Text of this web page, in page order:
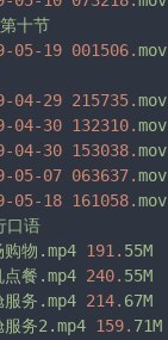
十节
05-19 001506.mov
04-29 215735.mov
04-30 132310.mov
04-30 153038.mov
05-07 063637.mov
05-18 161058.mov
口语
购物.mp4 191. 55M
点餐.mp4 240. 55M
服务.mp4 214. 67M
服务2.mp4 159. 71M